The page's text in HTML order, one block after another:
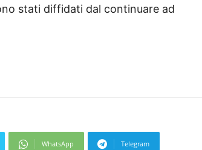
stati diffidati dal continuare ad
WhatsApp Telegram